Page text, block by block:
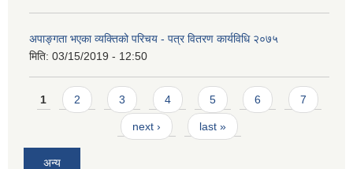
अपाङ्गता भएका व्यक्तिको परिचय - पत्र वितरण कार्यविधि २०७५
मिति: 03/15/2019 - 12:50
Pages
1 2 3 4 5 6 7
next › last »
अन्य